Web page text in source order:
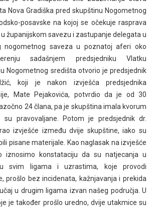
Nova Gradiška pred skupštinu Nogometnog
posavske na kojoj se očekuje rasprava
županijskom savezu i zastupanje delegata u
nogometnog saveza u poznatoj aferi oko
sadašnjem predsjedniku Vlatku
Nogometnog središta otvorio je predsjednik
koji je nakon izvješća predsjednika
Mate Pejakovića, potvrdio da je od 30
24 člana, pa je skupština imala kvorum
pravovaljane. Potom je predsjednik dr.
izvješće između dvije skupštine, iako su
pisane materijale. Kao naglasak na izvješće
iznosimo konstataciju da su natjecanja u
svim ligama i uzrastima, koje provodi
prošlo bez incidenata, kažnjavanja i prekida
u drugim ligama izvan našeg područja. U
je također prošlo uredno, dvije utakmice su